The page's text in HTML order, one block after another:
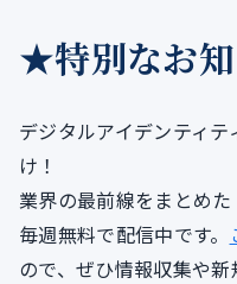
★特別なお
デジタルアイデンティ
け！
業界の最前線をまとめ
毎週無料で配信中です。
ので、ぜひ情報収集や